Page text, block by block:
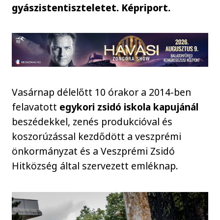
gyászistentiszteletet. Képriport.
Vasárnap délelőtt 10 órakor a 2014-ben
felavatott egykori zsidó iskola kapujánál
beszédekkel, zenés produkcióval és
koszorúzással kezdődött a veszprémi
önkormányzat és a Veszprémi Zsidó
Hitközség által szervezett emléknap.